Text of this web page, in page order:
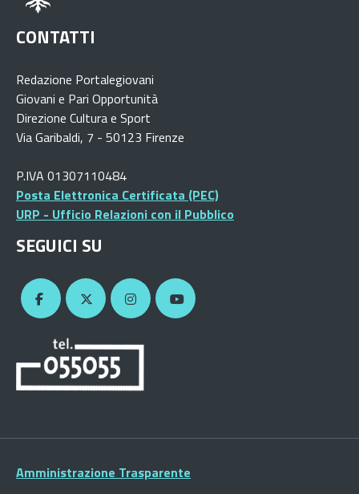
CONTATTI
Redazione Portalegiovani
Giovani e Pari Opportunità
Direzione Cultura e Sport
Via Garibaldi, 7 - 50123 Firenze
P.IVA 01307110484
Posta Elettronica Certificata (PEC)
URP - Ufficio Relazioni con il Pubblico
SEGUICI SU
Amministrazione Trasparente